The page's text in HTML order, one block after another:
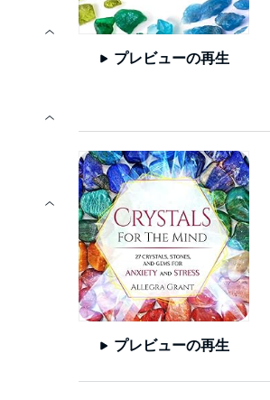
プレビューの再生
プレビューの再生